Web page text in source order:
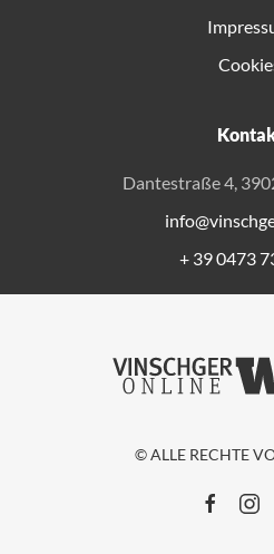
Dantestraße 4,
+ 39 0473
© ALLE RECHTE